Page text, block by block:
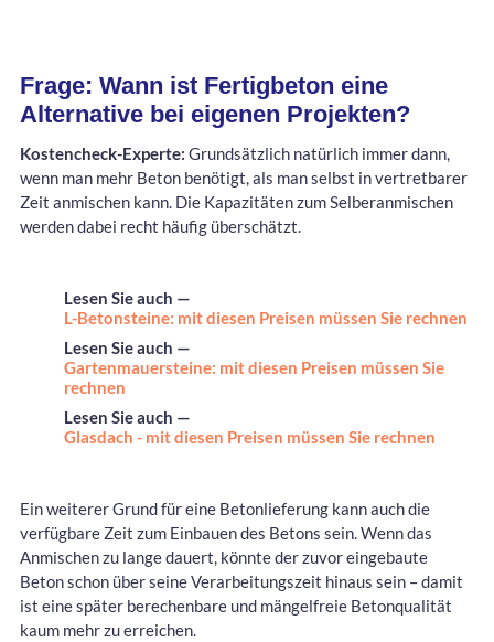
Frage: Wann ist Fertigbeton eine
Alternative bei eigenen Projekten?
Kostencheck-Experte: Grundsätzlich natürlich immer dann,
wenn man mehr Beton benötigt, als man selbst in vertretbarer
Zeit anmischen kann. Die Kapazitäten zum Selberanmischen
werden dabei recht häufig überschätzt.
Lesen Sie auch —
L-Betonsteine: mit diesen Preisen müssen Sie rechnen
Lesen Sie auch —
Gartenmauersteine: mit diesen Preisen müssen Sie
rechnen
Lesen Sie auch —
Glasdach - mit diesen Preisen müssen Sie rechnen
Ein weiterer Grund für eine Betonlieferung kann auch die
verfügbare Zeit zum Einbauen des Betons sein. Wenn das
Anmischen zu lange dauert, könnte der zuvor eingebaute
Beton schon über seine Verarbeitungszeit hinaus sein – damit
ist eine später berechenbare und mängelfreie Betonqualität
kaum mehr zu erreichen.